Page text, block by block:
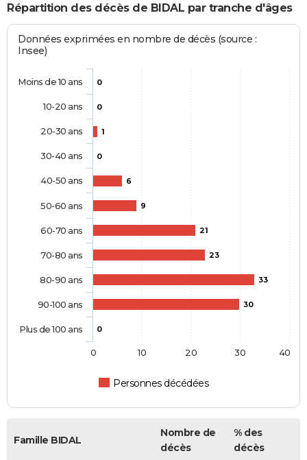
Répartition des décès de BIDAL par tranche d'âges
Données exprimées en nombre de décès (source :
Insee)
0
0
1
0
6
9
21
23
33
30
0
Personnes décédées
Moins de 10 ans
10-20 ans
20-30 ans
30-40 ans
40-50 ans
50-60 ans
60-70 ans
70-80 ans
80-90 ans
90-100 ans
Plus de 100 ans
0 10 20 30 40
Famille BIDAL
Nombre de
décès
% des
décès